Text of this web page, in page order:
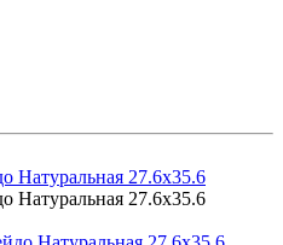
Натуральная 27.6x35.6
Натуральная 27.6x35.6